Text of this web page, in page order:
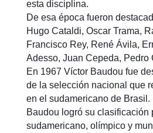
esta disciplina.
De esa época fueron
Hugo Cataldi, Oscar Trama,
Francisco Rey, René Ávila,
Adesso, Juan Cepeda, Pedro
En 1967 Víctor Baudou fue
de la selección nacional que
en el sudamericano de Brasil.
Baudou logró su clasificación
sudamericano, olímpico y